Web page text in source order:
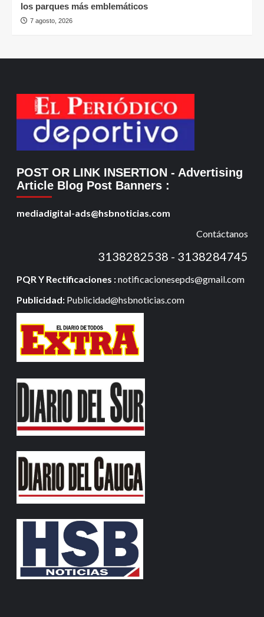
los parques más emblemáticos
7 agosto, 2026
POST OR LINK INSERTION - Advertising
Article Blog Post Banners :
mediadigital-ads@hsbnoticias.com
Contáctanos
3138282538 - 3138284745
PQR Y Rectificaciones :notificacionesepds@gmail.com
Publicidad: Publicidad@hsbnoticias.com